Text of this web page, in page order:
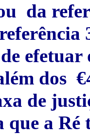
da
dos
de
que a